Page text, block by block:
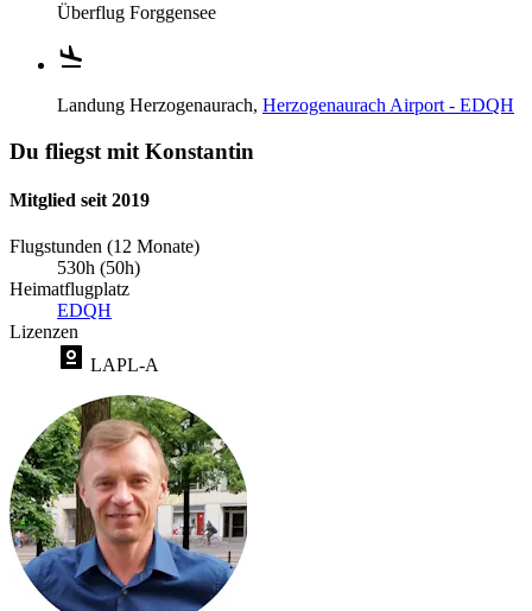
Überflug Forggensee
Landung Herzogenaurach, Herzogenaurach Airport - EDQH
Du fliegst mit Konstantin
Mitglied seit 2019
Flugstunden (12 Monate)
530h (50h)
Heimatflugplatz
EDQH
Lizenzen
LAPL-A